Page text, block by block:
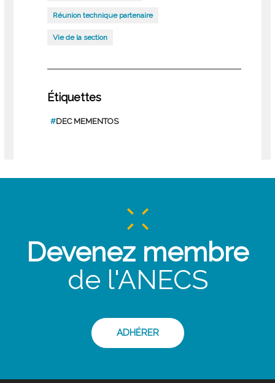
Réunion technique partenaire
Vie de la section
Étiquettes
#DEC MEMENTOS
Devenez membre
de l'ANECS
ADHÉRER